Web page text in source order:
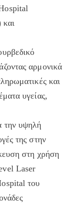
και
αρμονικά
και
υγείας,
την υψηλή
της στην
στη χρήση
Laser
του